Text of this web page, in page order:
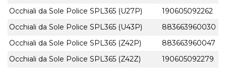
Occhiali da Sole Police SPL365 (U27P)
190605092262
Occhiali da Sole Police SPL365 (U43P)
883663960030
Occhiali da Sole Police SPL365 (Z42P)
883663960047
Occhiali da Sole Police SPL365 (Z42Z)
190605092279